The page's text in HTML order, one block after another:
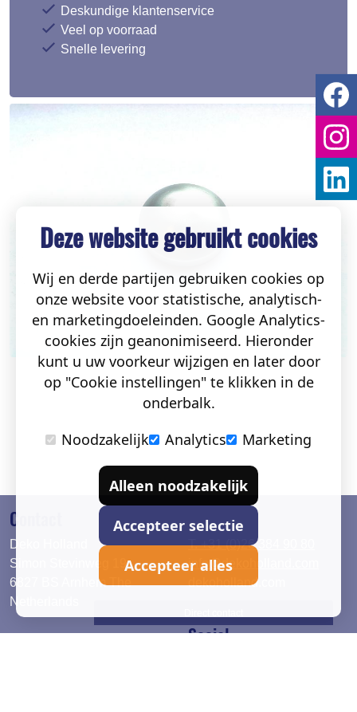
Deskundige klantenservice
Veel op voorraad
Snelle levering
Contact
Deko Holland
Simon Stevinweg 19
6827 BS Arnhem The
Netherlands
T. +31 (0)26 384 90 80
info@dekoholland.com
dekoholland.com
Social
Deze website gebruikt cookies
Wij en derde partijen gebruiken cookies op
onze website voor statistische, analytisch-
en marketingdoeleinden. Google Analytics-
cookies zijn geanonimiseerd. Hieronder
kunt u uw voorkeur wijzigen en later door
op "Cookie instellingen" te klikken in de
onderbalk.
Noodzakelijk
Analytics Marketing
Alleen noodzakelijk
Accepteer selectie
Accepteer alles